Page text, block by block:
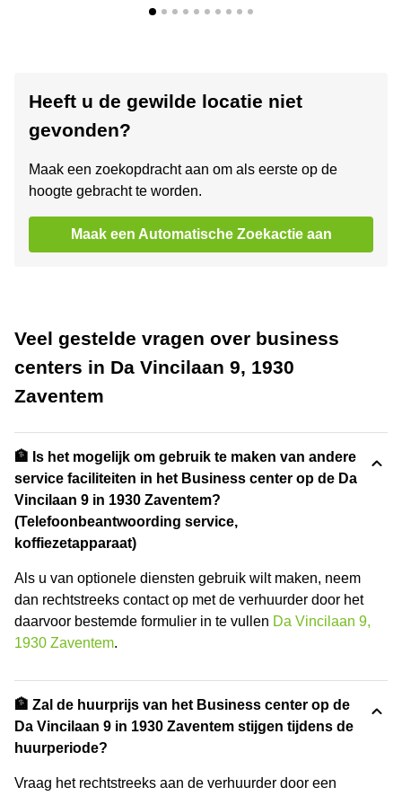
Heeft u de gewilde locatie niet
gevonden?
Maak een zoekopdracht aan om als eerste op de
hoogte gebracht te worden.
Maak een Automatische Zoekactie aan
Veel gestelde vragen over business
centers in Da Vincilaan 9, 1930
Zaventem
🏦 Is het mogelijk om gebruik te maken van andere
service faciliteiten in het Business center op de Da
Vincilaan 9 in 1930 Zaventem?
(Telefoonbeantwoording service,
koffiezetapparaat)
Als u van optionele diensten gebruik wilt maken, neem
dan rechtstreeks contact op met de verhuurder door het
daarvoor bestemde formulier in te vullen Da Vincilaan 9,
1930 Zaventem.
🏦 Zal de huurprijs van het Business center op de
Da Vincilaan 9 in 1930 Zaventem stijgen tijdens de
huurperiode?
Vraag het rechtstreeks aan de verhuurder door een